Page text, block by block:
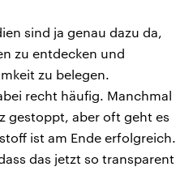
sind ja genau dazu da,
zu entdecken und
zu belegen.
recht häufig. Manchmal
gestoppt, aber oft geht es
ist am Ende erfolgreich.
das jetzt so transparent